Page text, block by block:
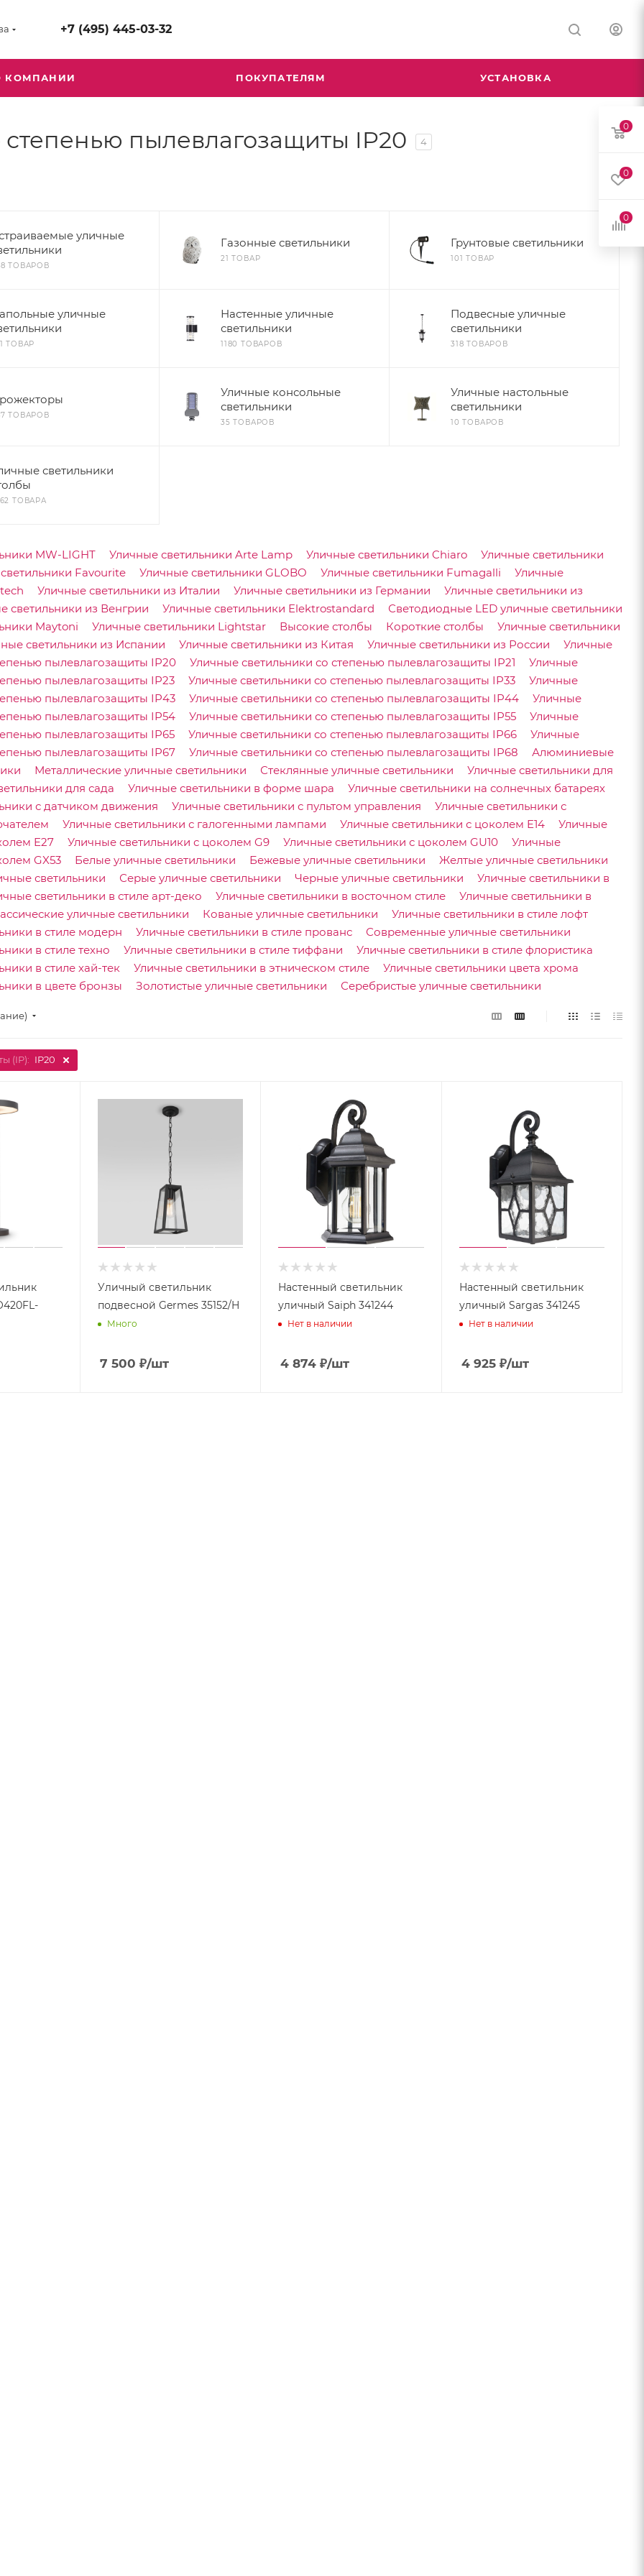
+7 (495) 445-03-32
КОМПАНИИ ПОКУПАТЕЛЯМ УСТАНОВКА
пылевлагозащиты IP20 4
уличные
ТОВАРОВ
Газонные светильники
21 ТОВАР
Грунтовые светильники
101 ТОВАР
уличные
ТОВАР
Настенные уличные
светильники
1180 ТОВАРОВ
Подвесные уличные
светильники
318 ТОВАРОВ
ТОВАРОВ
Уличные консольные
светильники
35 ТОВАРОВ
Уличные настольные
светильники
10 ТОВАРОВ
светильники
ТОВАРА
MW-LIGHT Уличные светильники Arte Lamp Уличные светильники Chiaro
Уличные светильники
Favourite Уличные светильники GLOBO Уличные светильники Fumagalli
Уличные
Уличные светильники из Италии Уличные светильники из Германии
Уличные светильники из
светильники из Венгрии Уличные светильники Elektrostandard
Светодиодные LED уличные светильники
Maytoni
Уличные светильники Lightstar Высокие столбы Короткие столбы
Уличные светильники
светильники из Испании Уличные светильники из Китая Уличные светильники из России
Уличные
пылевлагозащиты IP20
Уличные светильники со степенью пылевлагозащиты IP21
Уличные
пылевлагозащиты IP23
Уличные светильники со степенью пылевлагозащиты IP33
Уличные
пылевлагозащиты IP43
Уличные светильники со степенью пылевлагозащиты IP44
Уличные
пылевлагозащиты IP54
Уличные светильники со степенью пылевлагозащиты IP55
Уличные
пылевлагозащиты IP65
Уличные светильники со степенью пылевлагозащиты IP66
Уличные
пылевлагозащиты IP67
Уличные светильники со степенью пылевлагозащиты IP68
Алюминиевые
Металлические уличные светильники Стеклянные уличные светильники
Уличные светильники для
для сада Уличные светильники в форме шара
Уличные светильники на солнечных батареях
с датчиком движения
Уличные светильники с пультом управления
Уличные светильники с
Уличные светильники с галогенными лампами Уличные светильники с цоколем E14
Уличные
E27
Уличные светильники с цоколем G9 Уличные светильники с цоколем GU10
Уличные
GX53
Белые уличные светильники Бежевые уличные светильники
Желтые уличные светильники
светильники
Серые уличные светильники Черные уличные светильники
Уличные светильники в
светильники в стиле арт-деко Уличные светильники в восточном стиле
Уличные светильники в
уличные светильники Кованые уличные светильники
Уличные светильники в стиле лофт
в стиле модерн
Уличные светильники в стиле прованс
Современные уличные светильники
в стиле техно
Уличные светильники в стиле тиффани
Уличные светильники в стиле флористика
в стиле хай-тек
Уличные светильники в этническом стиле
Уличные светильники цвета хрома
в цвете бронзы
Золотистые уличные светильники Серебристые уличные светильники
(IP): IP20
Уличный светильник
подвесной Germes 35152/H
Много
7 500 ₽/шт
Настенный светильник
уличный Saiph 341244
Нет в наличии
4 874 ₽/шт
Настенный светильник
уличный Sargas 341245
Нет в наличии
4 925₽/шт
мные
льник
0
0
0